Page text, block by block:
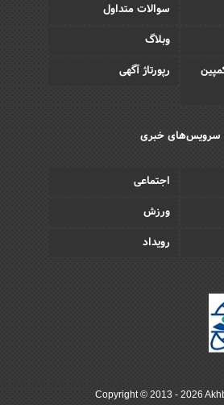
سوالات متداول
وبلاگ
رپورتاژ آگهی
سرویس‌های خبری
اجتماعی
ورزش
رویداد
Copyright © 2013 - 2026